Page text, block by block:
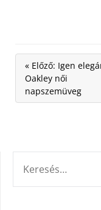
« Előző: Igen
Oakley női
napszemüveg